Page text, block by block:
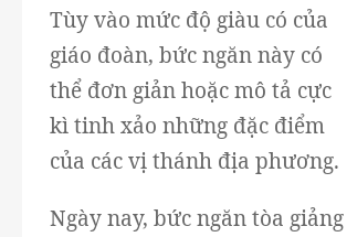
Tùy vào mức độ giàu có của
giáo đoàn, bức ngăn này có
thể đơn giản hoặc mô tả cực
kì tinh xảo những đặc điểm
của các vị thánh địa phương.
Ngày nay, bức ngăn tòa giảng